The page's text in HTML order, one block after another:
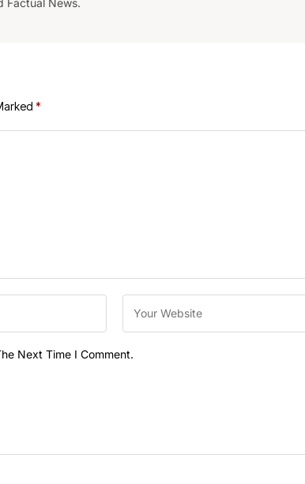
Factual News.
*
Next Time I Comment.